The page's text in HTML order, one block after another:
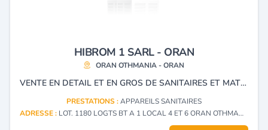
HIBROM 1 SARL - ORAN
ORAN OTHMANIA - ORAN
VENTE EN DETAIL ET EN GROS DE SANITAIRES ET MATERIELS DE CONSTRUCTION DE BATIMENTS.
PRESTATIONS :APPAREILS SANITAIRES
ADRESSE : LOT. 1180 LOGTS BT A 1 LOCAL 4 ET 6 ORAN OTHMANIA - ORAN